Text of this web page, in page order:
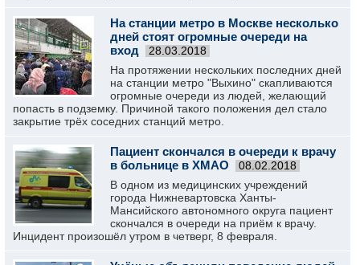
На станции метро в Москве несколько
дней стоят огромные очереди на
вход
28.03.2018
На протяжении нескольких последних дней
на станции метро "Выхино" скапливаются
огромные очереди из людей, желающий
попасть в подземку. Причиной такого положения дел стало
закрытие трёх соседних станций метро.
Пациент скончался в очереди к врачу
в больнице в ХМАО
08.02.2018
В одном из медицинских учреждений
города Нижневартовска Ханты-
Мансийского автономного округа пациент
скончался в очереди на приём к врачу.
Инцидент произошёл утром в четверг, 8 февраля.